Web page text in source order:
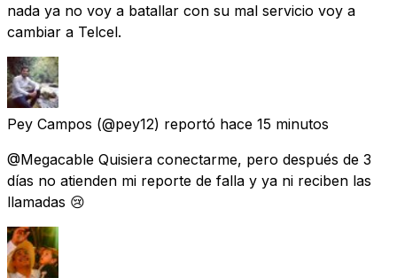
nada ya no voy a batallar con su mal servicio voy a
cambiar a Telcel.
Pey Campos (@pey12) reportó hace 15 minutos
@Megacable Quisiera conectarme, pero después de 3
días no atienden mi reporte de falla y ya ni reciben las
llamadas 😢